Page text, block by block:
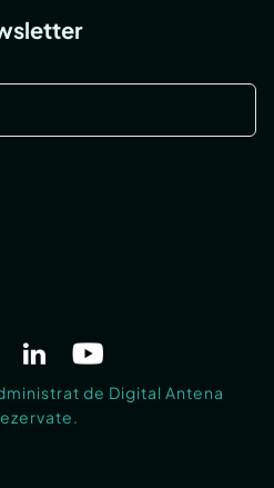
de Digital Antena